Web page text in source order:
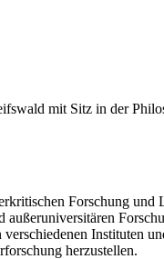
mit Sitz in der
Forschung und
Instituten
herzustellen.